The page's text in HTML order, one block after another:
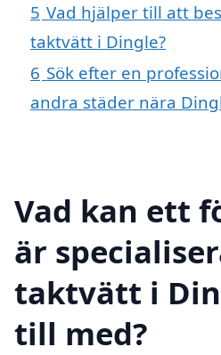
5 Vad hjälper till att
taktvätt i Dingle?
6 Sök efter en
andra städer nära
Vad kan ett
är
taktvätt i
till med?